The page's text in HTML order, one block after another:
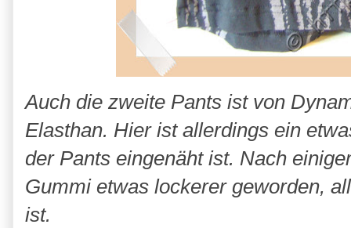
Auch die zweite Pants ist von
Elasthan. Hier ist allerdings ein
der Pants eingenäht ist. Nach
Gummi etwas lockerer geworden,
ist.